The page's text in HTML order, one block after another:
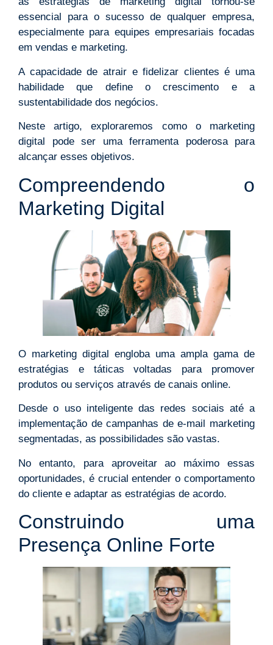
essencial para o sucesso de qualquer empresa,
especialmente para equipes empresariais focadas
em vendas e marketing.
A capacidade de atrair e fidelizar clientes é uma
habilidade que define o crescimento e a
sustentabilidade dos negócios.
Neste artigo, exploraremos como o marketing
digital pode ser uma ferramenta poderosa para
alcançar esses objetivos.
Compreendendo o
Marketing Digital
O marketing digital engloba uma ampla gama de
estratégias e táticas voltadas para promover
produtos ou serviços através de canais online.
Desde o uso inteligente das redes sociais até a
implementação de campanhas de e-mail marketing
segmentadas, as possibilidades são vastas.
No entanto, para aproveitar ao máximo essas
oportunidades, é crucial entender o comportamento
do cliente e adaptar as estratégias de acordo.
Construindo uma
Presença Online Forte